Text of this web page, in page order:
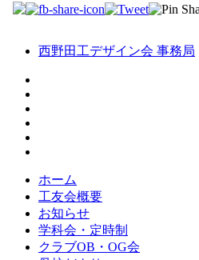
西野田工デザイン会 事務局
ホーム
工友会概要
お知らせ
学科会・定時制
クラブOB・OG会